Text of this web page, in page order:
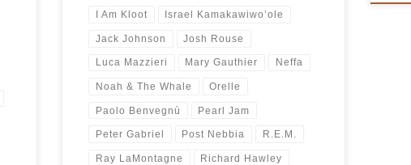
I Am Kloot Israel Kamakawiwo’ole
Jack Johnson Josh Rouse
Luca Mazzieri Mary Gauthier Neffa
Noah & The Whale Orelle
Paolo Benvegnù Pearl Jam
Peter Gabriel Post Nebbia R.E.M.
Ray LaMontagne Richard Hawley